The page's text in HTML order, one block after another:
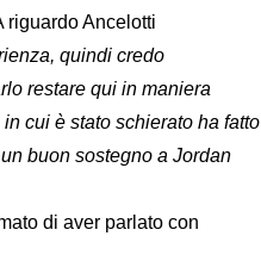
riguardo Ancelotti
quindi credo
restare qui in maniera
cui è stato schierato ha fatto
buon sostegno a Jordan
di aver parlato con